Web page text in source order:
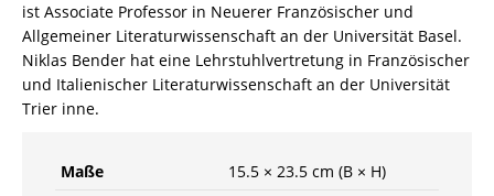
ist Associate Professor in Neuerer Französischer und
Allgemeiner Literaturwissenschaft an der Universität Basel.
Niklas Bender hat eine Lehrstuhlvertretung in Französischer
und Italienischer Literaturwissenschaft an der Universität
Trier inne.
Maße
15.5 × 23.5 cm (B × H)